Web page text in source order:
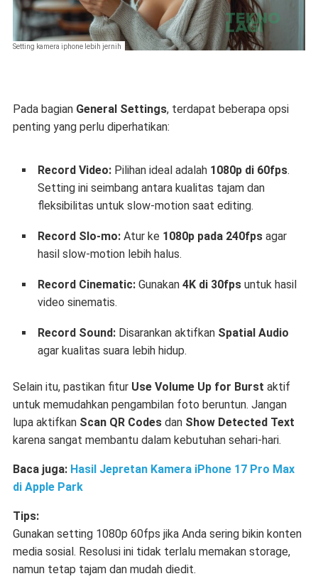
Setting kamera iphone lebih jernih
Pada bagian General Settings, terdapat beberapa opsi
penting yang perlu diperhatikan:
Record Video:Pilihan ideal adalah 1080p di 60fps.
Setting ini seimbang antara kualitas tajam dan
fleksibilitas untuk slow-motion saat editing.
Record Slo-mo:Atur ke 1080p pada 240fpsagar
hasil slow-motion lebih halus.
Record Cinematic:Gunakan 4K di 30fpsuntuk hasil
video sinematis.
Record Sound:Disarankan aktifkan Spatial Audio
agar kualitas suara lebih hidup.
Selain itu, pastikan fitur Use Volume Up for Burst aktif
untuk memudahkan pengambilan foto beruntun. Jangan
lupa aktifkan Scan QR Codesdan Show Detected Text
karena sangat membantu dalam kebutuhan sehari-hari.
Baca juga: Hasil Jepretan Kamera iPhone 17 Pro Max
di Apple Park
Tips:
Gunakan setting 1080p 60fps jika Anda sering bikin konten
media sosial. Resolusi ini tidak terlalu memakan storage,
namun tetap tajam dan mudah diedit.